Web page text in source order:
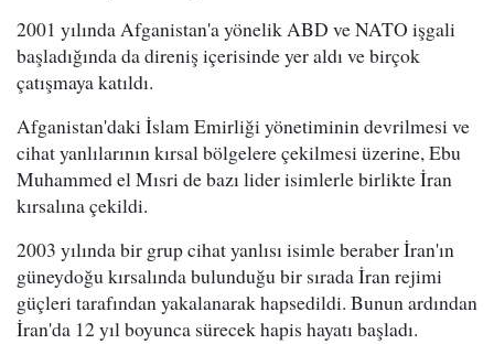
2001 yılında Afganistan'a yönelik ABD ve NATO işgali
başladığında da direniş içerisinde yer aldı ve birçok
çatışmaya katıldı.
Afganistan'daki İslam Emirliği yönetiminin devrilmesi ve
cihat yanlılarının kırsal bölgelere çekilmesi üzerine, Ebu
Muhammed el Mısri de bazı lider isimlerle birlikte İran
kırsalına çekildi.
2003 yılında bir grup cihat yanlısı isimle beraber İran'ın
güneydoğu kırsalında bulunduğu bir sırada İran rejimi
güçleri tarafından yakalanarak hapsedildi. Bunun ardından
İran'da 12 yıl boyunca sürecek hapis hayatı başladı.